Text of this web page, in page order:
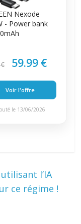
Nexode
- Power bank
59.99 €
Voir l'offre
le 13/06/2026
l’IA
ce régime !